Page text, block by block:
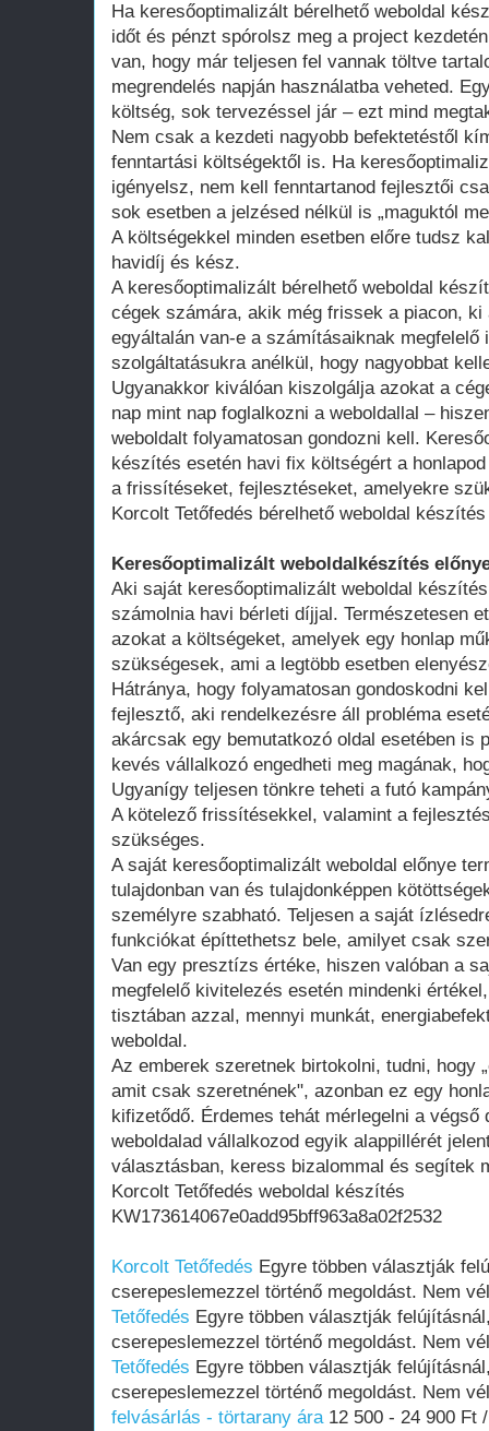
Ha keresőoptimalizált bérelhető weboldal
időt és pénzt spórolsz meg a project
van, hogy már teljesen fel vannak töltve
megrendelés napján használatba veheted.
költség, sok tervezéssel jár – ezt mind
Nem csak a kezdeti nagyobb befektetéstől
fenntartási költségektől is. Ha
igényelsz, nem kell fenntartanod fejlesztői
sok esetben a jelzésed nélkül is „maguktól
A költségekkel minden esetben előre tudsz
havidíj és kész.
A keresőoptimalizált bérelhető weboldal
cégek számára, akik még frissek a piacon, ki
egyáltalán van-e a számításaiknak megfelelő
szolgáltatásukra anélkül, hogy nagyobbat
Ugyanakkor kiválóan kiszolgálja azokat a
nap mint nap foglalkozni a weboldallal –
weboldalt folyamatosan gondozni kell.
készítés esetén havi fix költségért a
a frissítéseket, fejlesztéseket, amelyekre
Korcolt Tetőfedés bérelhető weboldal készítés
Keresőoptimalizált weboldalkészítés
Aki saját keresőoptimalizált weboldal
számolnia havi bérleti díjjal. Természetesen
azokat a költségeket, amelyek egy honlap
szükségesek, ami a legtöbb esetben
Hátránya, hogy folyamatosan gondoskodni
fejlesztő, aki rendelkezésre áll probléma
akárcsak egy bemutatkozó oldal esetében is
kevés vállalkozó engedheti meg magának,
Ugyanígy teljesen tönkre teheti a futó
A kötelező frissítésekkel, valamint a
szükséges.
A saját keresőoptimalizált weboldal előnye
tulajdonban van és tulajdonképpen
személyre szabható. Teljesen a saját
funkciókat építtethetsz bele, amilyet csak
Van egy presztízs értéke, hiszen valóban a
megfelelő kivitelezés esetén mindenki
tisztában azzal, mennyi munkát,
weboldal.
Az emberek szeretnek birtokolni, tudni, hogy
amit csak szeretnének", azonban ez egy
kifizetődő. Érdemes tehát mérlegelni a végső
weboldalad vállalkozod egyik alappillérét
választásban, keress bizalommal és segítek
Korcolt Tetőfedés weboldal készítés
KW173614067e0add95bff963a8a02f2532
Korcolt Tetőfedés Egyre többen választják
cserepeslemezzel történő megoldást. Nem
Tetőfedés Egyre többen választják
cserepeslemezzel történő megoldást. Nem
Tetőfedés Egyre többen választják
cserepeslemezzel történő megoldást. Nem
felvásárlás - törtarany ára12 500 - 24 900 Ft